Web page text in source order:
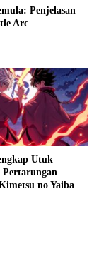
Penjelasan
Arc
Utuk
Pertarungan
no Yaiba